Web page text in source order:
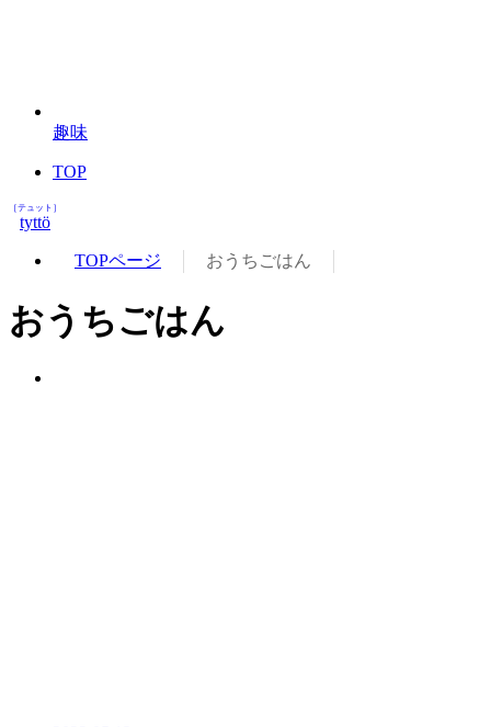
趣味
TOP
tyttö
［テュット］
TOPページ おうちごはん
おうちごはん